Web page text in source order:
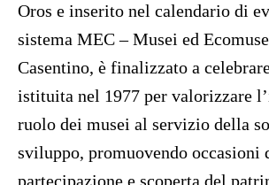
Oros e inserito nel calendario di
sistema MEC – Musei ed
Casentino, è finalizzato a
istituita nel 1977 per valorizzare
ruolo dei musei al servizio della
sviluppo, promuovendo occasioni
partecipazione e scoperta del